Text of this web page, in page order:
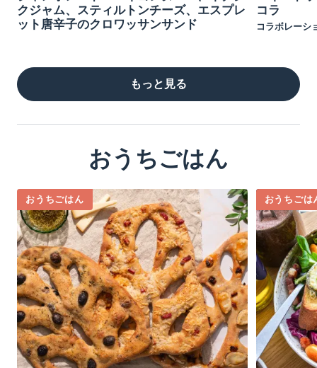
クジャム、スティルトンチーズ、エスプレ
ット唐辛子のクロワッサンサンド
コラ
コラボレーシ
もっと見る
おうちごはん
おうちごはん おうちごは